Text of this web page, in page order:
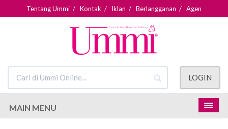
Tentang Ummi / Kontak / Iklan / Berlangganan / Agen
LOGIN
MAIN MENU